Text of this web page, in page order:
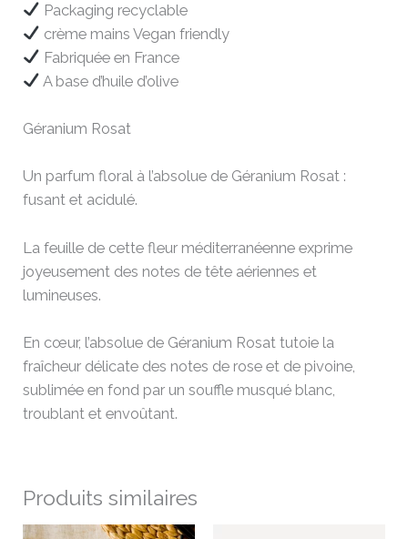
Packaging recyclable
crème mains Vegan friendly
Fabriquée en France
A base d’huile d’olive
Géranium Rosat
Un parfum floral à l’absolue de Géranium Rosat :
fusant et acidulé.
La feuille de cette fleur méditerranéenne exprime
joyeusement des notes de tête aériennes et
lumineuses.
En cœur, l’absolue de Géranium Rosat tutoie la
fraîcheur délicate des notes de rose et de pivoine,
sublimée en fond par un souffle musqué blanc,
troublant et envoûtant.
Produits similaires